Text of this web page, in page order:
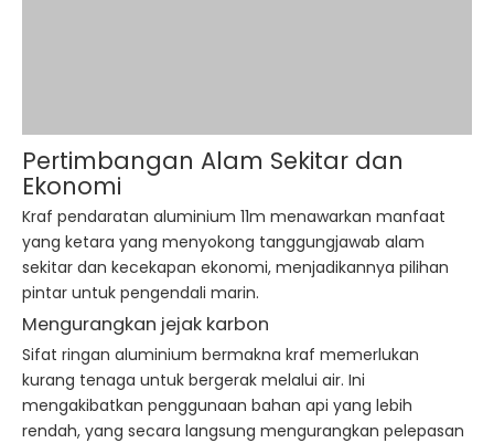
Pertimbangan Alam Sekitar dan
Ekonomi
Kraf pendaratan aluminium 11m menawarkan manfaat
yang ketara yang menyokong tanggungjawab alam
sekitar dan kecekapan ekonomi, menjadikannya pilihan
pintar untuk pengendali marin.
Mengurangkan jejak karbon
Sifat ringan aluminium bermakna kraf memerlukan
kurang tenaga untuk bergerak melalui air. Ini
mengakibatkan penggunaan bahan api yang lebih
rendah, yang secara langsung mengurangkan pelepasan